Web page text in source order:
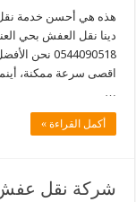
هذه هي أحسن خدمة نقل
دينا نقل العفش بحي
…
أكمل القراءة »
شركة نقل عفش